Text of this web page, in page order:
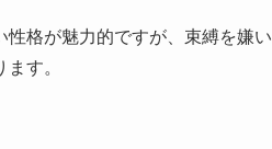
性格が魅力的ですが、束縛を嫌
す。